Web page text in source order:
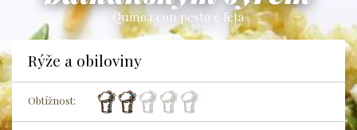
Quinoa con pesto e feta
Rýže a obiloviny
Obtížnost: